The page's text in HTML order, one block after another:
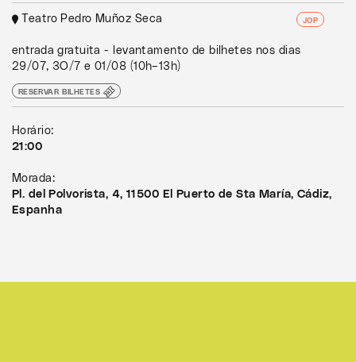
Teatro Pedro Muñoz Seca JOP
entrada gratuita - levantamento de bilhetes nos dias
29/07, 3O/7 e 01/08 (10h–13h)
RESERVAR BILHETES
Horário:
21:00
Morada:
Pl. del Polvorista, 4, 11500 El Puerto de Sta María, Cádiz,
Espanha